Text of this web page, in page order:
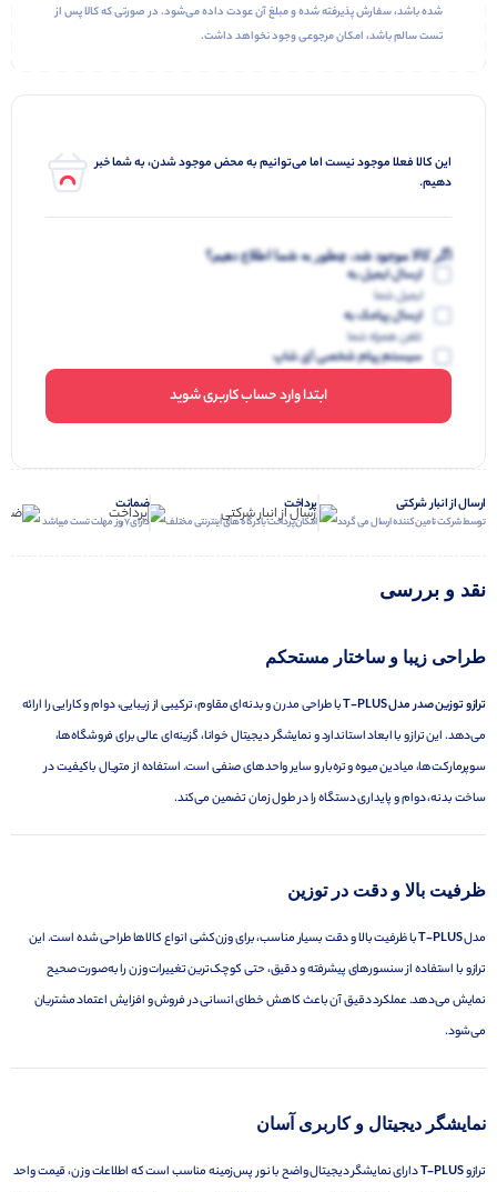
شده باشد، سفارش پذیرفته شده و مبلغ آن عودت داده می‌شود. در صورتی که کالا پس از
تست سالم باشد، امکان مرجوعی وجود نخواهد داشت.
این کالا فعلا موجود نیست اما می‌توانیم به محض موجود شدن، به شما خبر
دهیم.
اگر کالا موجود شد، چطور به شما اطلاع دهیم؟
ارسال ایمیل به
ایمیل شما
ارسال پیامک به
تلفن همراه شما
سیستم پیام شخصی آی شاپ
ابتدا وارد حساب کاربری شوید
ارسال از انبار شرکتی
توسط شرکت تامین کننده ارسال می گردد
پرداخت
امکان پرداخت با درگاه های اینترنتی مختلف
ضمانت
دارای 7 روز مهلت تست میباشد
نقد و بررسی
طراحی زیبا و ساختار مستحکم
ترازو توزین صدر مدل T-PLUS
با طراحی مدرن و بدنه‌ای مقاوم، ترکیبی از زیبایی، دوام و کارایی را ارائه
می‌دهد. این ترازو با ابعاد استاندارد و نمایشگر دیجیتال خوانا، گزینه‌ای عالی برای فروشگاه‌ها،
سوپرمارکت‌ها، میادین میوه و تره‌بار و سایر واحدهای صنفی است. استفاده از متریال باکیفیت در
ساخت بدنه، دوام و پایداری دستگاه را در طول زمان تضمین می‌کند.
ظرفیت بالا و دقت در توزین
مدلT-PLUSبا ظرفیت بالا و دقت بسیار مناسب، برای وزن‌کشی انواع کالاها طراحی شده است. این
ترازو با استفاده از سنسورهای پیشرفته و دقیق، حتی کوچک‌ترین تغییرات وزن را به‌صورت صحیح
نمایش می‌دهد. عملکرد دقیق آن باعث کاهش خطای انسانی در فروش و افزایش اعتماد مشتریان
می‌شود.
نمایشگر دیجیتال و کاربری آسان
ترازوT-PLUSدارای نمایشگر دیجیتال واضح با نور پس‌زمینه مناسب است که اطلاعات وزن، قیمت واحد